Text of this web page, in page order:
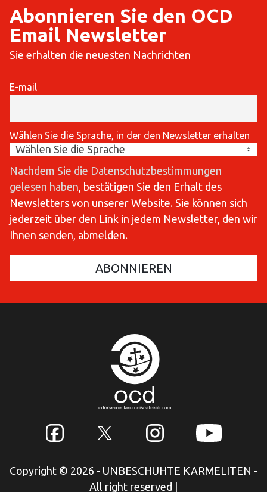
Abonnieren Sie den OCD
Email Newsletter
Sie erhalten die neuesten Nachrichten
E-mail
Wählen Sie die Sprache, in der den Newsletter erhalten
Nachdem Sie die Datenschutzbestimmungen
gelesen haben, bestätigen Sie den Erhalt des
Newsletters von unserer Website. Sie können sich
jederzeit über den Link in jedem Newsletter, den wir
Ihnen senden, abmelden.
Copyright © 2026 - UNBESCHUHTE KARMELITEN -
All right reserved